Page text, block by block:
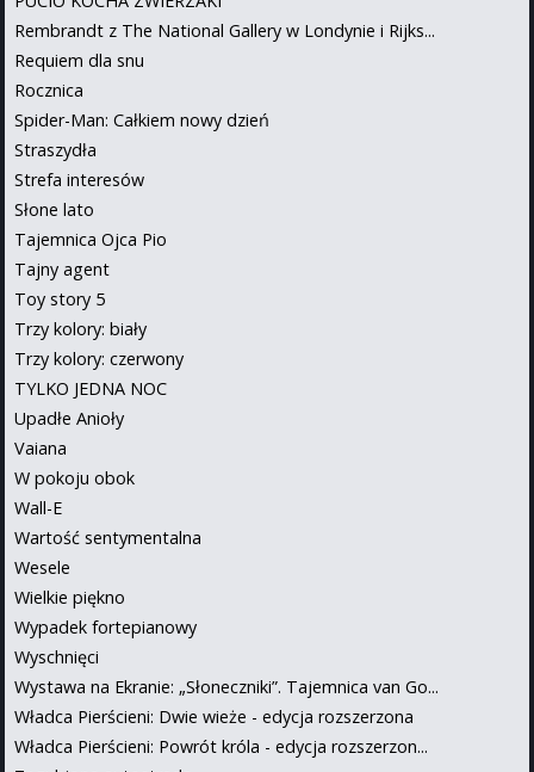
Rembrandt z The National Gallery w Londynie i Rijks...
Requiem dla snu
Rocznica
Spider-Man: Całkiem nowy dzień
Straszydła
Strefa interesów
Słone lato
Tajemnica Ojca Pio
Tajny agent
Toy story 5
Trzy kolory: biały
Trzy kolory: czerwony
TYLKO JEDNA NOC
Upadłe Anioły
Vaiana
W pokoju obok
Wall-E
Wartość sentymentalna
Wesele
Wielkie piękno
Wypadek fortepianowy
Wyschnięci
Wystawa na Ekranie: „Słoneczniki”. Tajemnica van Go...
Władca Pierścieni: Dwie wieże - edycja rozszerzona
Władca Pierścieni: Powrót króla - edycja rozszerzon...